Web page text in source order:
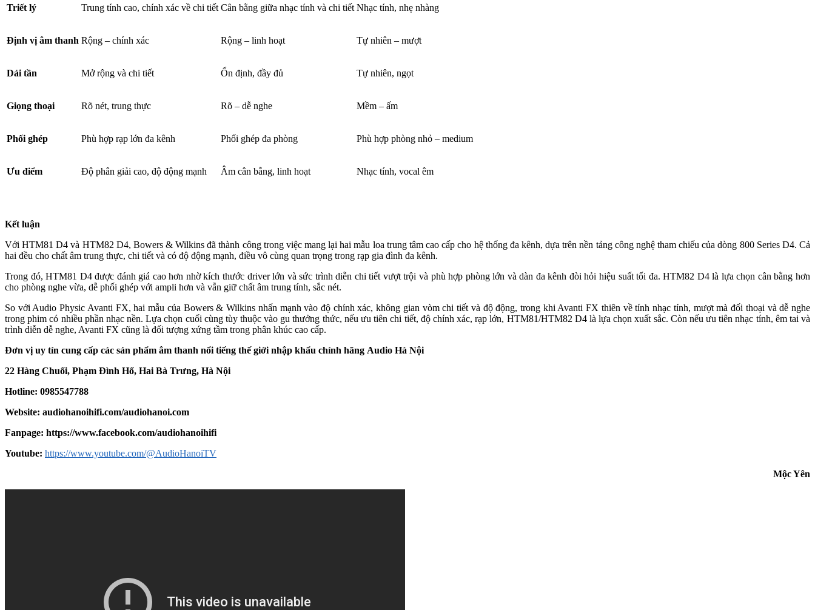
Triết lý Trung tính cao, chính xác về chi tiết Cân bằng giữa nhạc tính và chi tiết Nhạc tính, nhẹ nhàng
Định vị âm thanh Rộng – chính xác Rộng – linh hoạt Tự nhiên – mượt
Dải tần Mở rộng và chi tiết Ổn định, đầy đủ Tự nhiên, ngọt
Giọng thoại Rõ nét, trung thực Rõ – dễ nghe Mềm – ấm
Phối ghép Phù hợp rạp lớn đa kênh Phối ghép đa phòng Phù hợp phòng nhỏ – medium
Ưu điểm Độ phân giải cao, độ động mạnh Âm cân bằng, linh hoạt Nhạc tính, vocal êm
Kết luận
Với HTM81 D4 và HTM82 D4, Bowers & Wilkins đã thành công trong việc mang lại hai mẫu loa trung tâm cao cấp cho hệ thống đa kênh, dựa trên nền tảng công nghệ tham chiếu của dòng 800 Series D4. Cả
hai đều cho chất âm trung thực, chi tiết và có độ động mạnh, điều vô cùng quan trọng trong rạp gia đình đa kênh.
Trong đó, HTM81 D4 được đánh giá cao hơn nhờ kích thước driver lớn và sức trình diễn chi tiết vượt trội và phù hợp phòng lớn và dàn đa kênh đòi hỏi hiệu suất tối đa. HTM82 D4 là lựa chọn cân bằng hơn
cho phòng nghe vừa, dễ phối ghép với ampli hơn và vẫn giữ chất âm trung tính, sắc nét.
So với Audio Physic Avanti FX, hai mẫu của Bowers & Wilkins nhấn mạnh vào độ chính xác, không gian vòm chi tiết và độ động, trong khi Avanti FX thiên về tính nhạc tính, mượt mà đối thoại và dễ nghe
trong phim có nhiều phần nhạc nền. Lựa chọn cuối cùng tùy thuộc vào gu thưởng thức, nếu ưu tiên chi tiết, độ chính xác, rạp lớn, HTM81/HTM82 D4 là lựa chọn xuất sắc. Còn nếu ưu tiên nhạc tính, êm tai và
trình diễn dễ nghe, Avanti FX cũng là đối tượng xứng tầm trong phân khúc cao cấp.
Đơn vị uy tín cung cấp các sản phẩm âm thanh nổi tiếng thế giới nhập khẩu chính hãng Audio Hà Nội
22 Hàng Chuối, Phạm Đình Hổ, Hai Bà Trưng, Hà Nội
Hotline: 0985547788
Website: audiohanoihifi.com/audiohanoi.com
Fanpage: https://www.facebook.com/audiohanoihifi
Youtube: https://www.youtube.com/@AudioHanoiTV
Mộc Yên